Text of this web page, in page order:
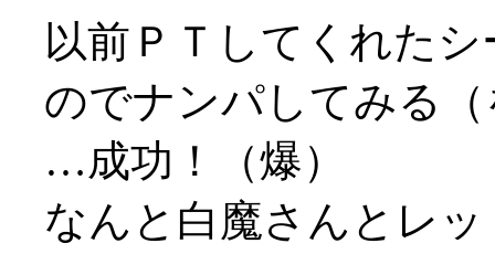
以前ＰＴしてくれた
のでナンパしてみる（
…成功！（爆）
なんと白魔さんとレ